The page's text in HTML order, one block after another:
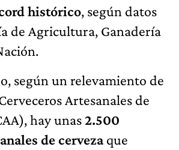
histórico, según datos
de Agricultura, Ganadería
según un relevamiento de
Artesanales de
hay unas2.500
de cervezaque